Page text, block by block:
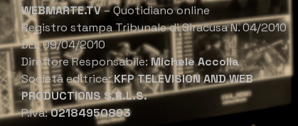
WEBMARTE.TV– Quotidiano online
Registro stampa Tribunale di Siracusa N. 04/2010
DEL 09/04/2010
Direttore Responsabile:Michele Accolla
Società editrice:KFP TELEVISION AND WEB
PRODUCTIONS S.R.L.S.
P.Iva:02184950893